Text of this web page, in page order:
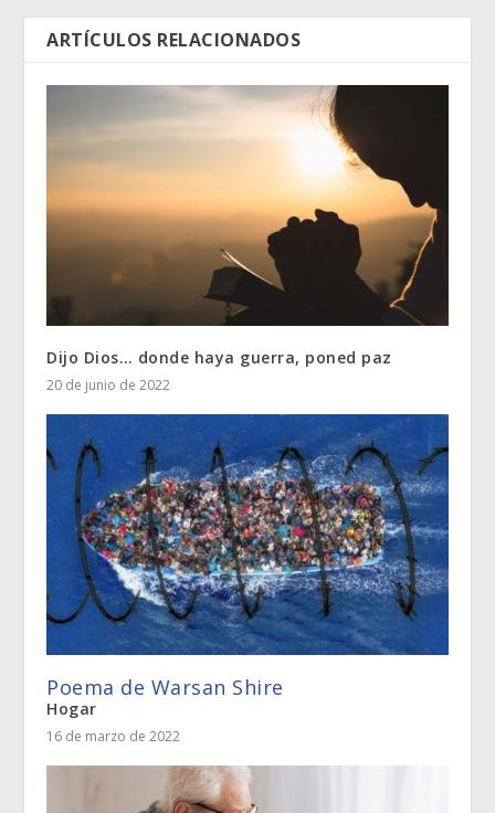
ARTÍCULOS RELACIONADOS
Dijo Dios… donde haya guerra, poned paz
20 de junio de 2022
Poema de Warsan Shire
Hogar
16 de marzo de 2022